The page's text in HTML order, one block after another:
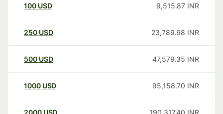
100 USD 9,515.87 INR
250 USD 23,789.68 INR
500 USD 47,579.35 INR
1000 USD 95,158.70 INR